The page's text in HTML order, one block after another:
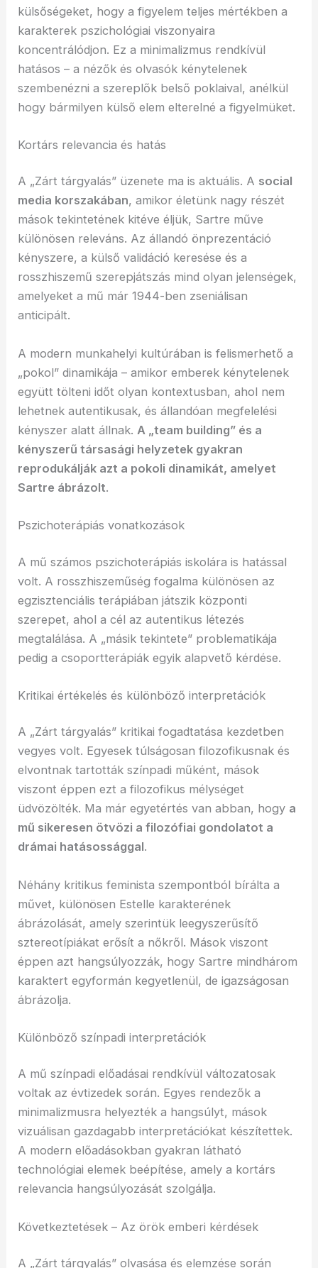
külsőségeket, hogy a figyelem teljes mértékben a
karakterek pszichológiai viszonyaira
koncentrálódjon. Ez a minimalizmus rendkívül
hatásos – a nézők és olvasók kénytelenek
szembenézni a szereplők belső poklaival, anélkül
hogy bármilyen külső elem elterelné a figyelmüket.
Kortárs relevancia és hatás
A „Zárt tárgyalás” üzenete ma is aktuális. A social
media korszakában, amikor életünk nagy részét
mások tekintetének kitéve éljük, Sartre műve
különösen releváns. Az állandó önprezentáció
kényszere, a külső validáció keresése és a
rosszhiszemű szerepjátszás mind olyan jelenségek,
amelyeket a mű már 1944-ben zseniálisan
anticipált.
A modern munkahelyi kultúrában is felismerhető a
„pokol” dinamikája – amikor emberek kénytelenek
együtt tölteni időt olyan kontextusban, ahol nem
lehetnek autentikusak, és állandóan megfelelési
kényszer alatt állnak. A „team building” és a
kényszerű társasági helyzetek gyakran
reprodukálják azt a pokoli dinamikát, amelyet
Sartre ábrázolt.
Pszichoterápiás vonatkozások
A mű számos pszichoterápiás iskolára is hatással
volt. A rosszhiszeműség fogalma különösen az
egzisztenciális terápiában játszik központi
szerepet, ahol a cél az autentikus létezés
megtalálása. A „másik tekintete” problematikája
pedig a csoportterápiák egyik alapvető kérdése.
Kritikai értékelés és különböző interpretációk
A „Zárt tárgyalás” kritikai fogadtatása kezdetben
vegyes volt. Egyesek túlságosan filozofikusnak és
elvontnak tartották színpadi műként, mások
viszont éppen ezt a filozofikus mélységet
üdvözölték. Ma már egyetértés van abban, hogy a
mű sikeresen ötvözi a filozófiai gondolatot a
drámai hatásossággal.
Néhány kritikus feminista szempontból bírálta a
művet, különösen Estelle karakterének
ábrázolását, amely szerintük leegyszerűsítő
sztereotípiákat erősít a nőkről. Mások viszont
éppen azt hangsúlyozzák, hogy Sartre mindhárom
karaktert egyformán kegyetlenül, de igazságosan
ábrázolja.
Különböző színpadi interpretációk
A mű színpadi előadásai rendkívül változatosak
voltak az évtizedek során. Egyes rendezők a
minimalizmusra helyezték a hangsúlyt, mások
vizuálisan gazdagabb interpretációkat készítettek.
A modern előadásokban gyakran látható
technológiai elemek beépítése, amely a kortárs
relevancia hangsúlyozását szolgálja.
Következtetések – Az örök emberi kérdések
A „Zárt tárgyalás” olvasása és elemzése során